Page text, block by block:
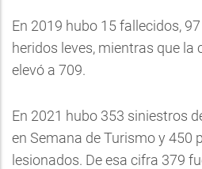
En 2019 hubo 15 fallecidos,
heridos leves, mientras que la
elevó a 709.
En 2021 hubo 353 siniestros
en Semana de Turismo y 450
lesionados. De esa cifra 379